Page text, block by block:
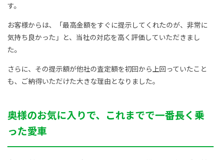
す。
お客様からは、「最高金額をすぐに提示してくれたのが、非常に
気持ち良かった」と、当社の対応を高く評価していただきまし
た。
さらに、その提示額が他社の査定額を初回から上回っていたこと
も、ご納得いただけた大きな理由となりました。
奥様のお気に入りで、これまでで一番長く乗
った愛車